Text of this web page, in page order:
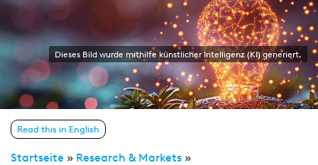
Dieses Bild wurde mithilfe künstlicher Intelligenz (KI) generiert.
Read this in English
Startseite » Research & Markets »